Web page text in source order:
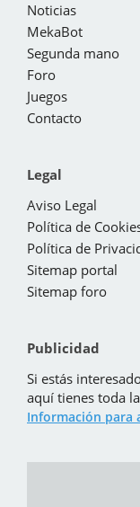
Noticias
MekaBot
Segunda mano
Foro
Juegos
Contacto
Legal
Aviso Legal
Política de
Política de
Sitemap portal
Sitemap foro
Publicidad
Si estás
aquí tienes toda
Información para